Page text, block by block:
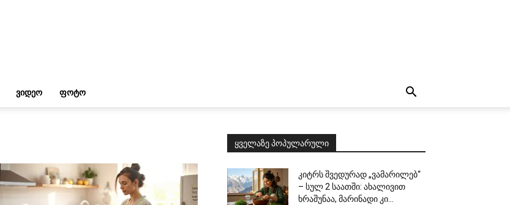
ᲕᲘᲓᲔᲝ ᲤᲝᲢᲝ
ყველაზე პოპულარული
კიტრს შვედურად „ვამარილებ“
– სულ 2 საათში: ახალივით
ხრაშუნაა, მარინადი კი...